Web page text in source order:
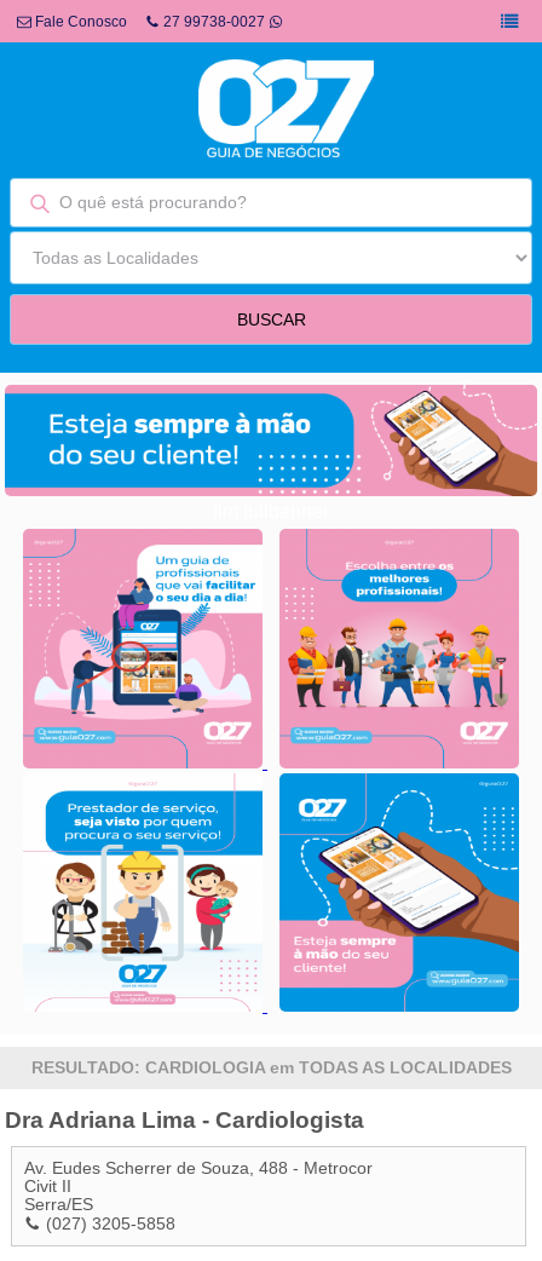
Fale Conosco 27 99738-0027
RESULTADO: CARDIOLOGIA em TODAS AS LOCALIDADES
Dra Adriana Lima - Cardiologista
Av. Eudes Scherrer de Souza, 488 - Metrocor
Civit II
Serra/ES
(027) 3205-5858